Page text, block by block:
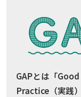
GAPとは「
Practice（実践